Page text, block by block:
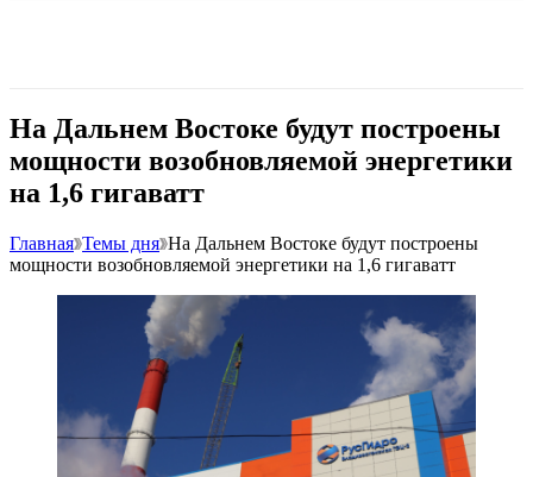
На Дальнем Востоке будут построены
мощности возобновляемой энергетики
на 1,6 гигаватт
Главная Темы дня На Дальнем Востоке будут построены
мощности возобновляемой энергетики на 1,6 гигаватт